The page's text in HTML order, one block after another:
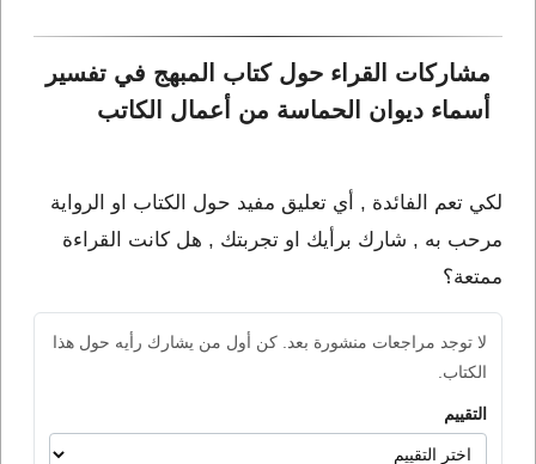
مشاركات القراء حول كتاب المبهج في تفسير
أسماء ديوان الحماسة من أعمال الكاتب
لكي تعم الفائدة , أي تعليق مفيد حول الكتاب او الرواية
مرحب به , شارك برأيك او تجربتك , هل كانت القراءة
ممتعة؟
لا توجد مراجعات منشورة بعد. كن أول من يشارك رأيه حول هذا
الكتاب.
التقييم